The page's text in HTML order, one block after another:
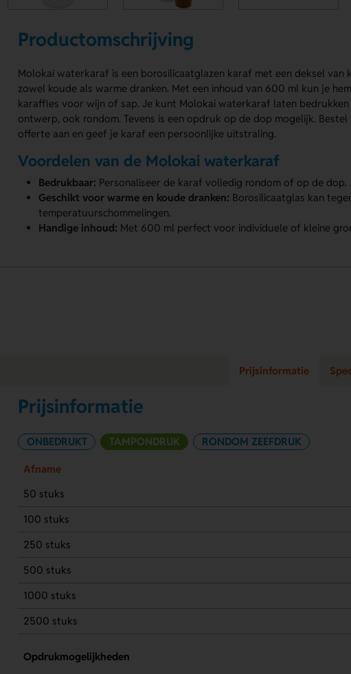
Productomschrijving
Molokai waterkaraf is een borosilicaatglazen karaf met een deksel van
zowel koude als warme dranken. Met een inhoud van 600 ml kun je
karaffles voor wijn of sap. Je kunt Molokai waterkaraf laten
ontwerp, ook rondom. Tevens is een opdruk op de dop mogelijk.
offerte aan en geef je karaf een persoonlijke uitstraling.
Voordelen van de Molokai waterkaraf
Bedrukbaar: Personaliseer de karaf volledig rondom of op de dop.
Geschikt voor warme en koude dranken: Borosilicaatglas kan
temperatuurschommelingen.
Handige inhoud: Met 600 ml perfect voor individuele of kleine
Prijsinformatie
Prijsinformatie
ONBEDRUKT TAMPONDRUK RONDOM ZEEFDRUK
Afname
50 stuks
100 stuks
250 stuks
500 stuks
1000 stuks
2500 stuks
Opdrukmogelijkheden